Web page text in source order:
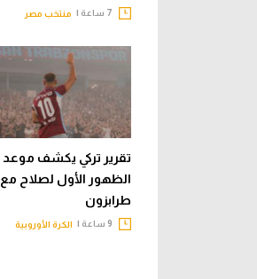
منتخب مصر
تقرير تركي يكشف موعد
الظهور الأول لصلاح مع
طرابزون
الكرة الأوروبية